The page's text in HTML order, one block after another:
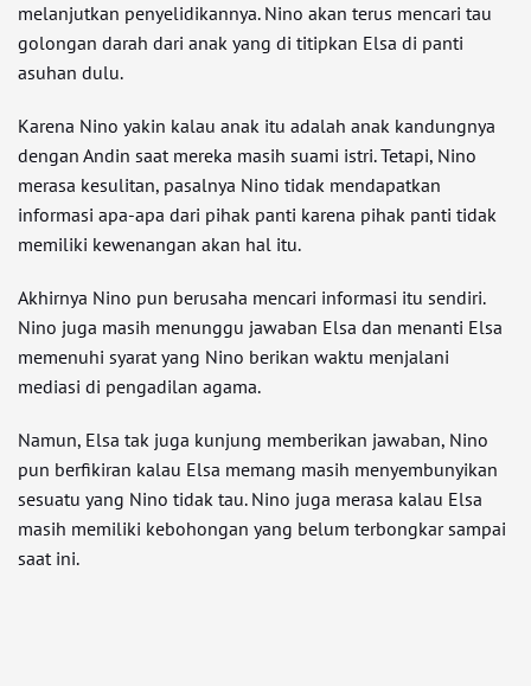
melanjutkan penyelidikannya. Nino akan terus mencari tau
golongan darah dari anak yang di titipkan Elsa di panti
asuhan dulu.
Karena Nino yakin kalau anak itu adalah anak kandungnya
dengan Andin saat mereka masih suami istri. Tetapi, Nino
merasa kesulitan, pasalnya Nino tidak mendapatkan
informasi apa-apa dari pihak panti karena pihak panti tidak
memiliki kewenangan akan hal itu.
Akhirnya Nino pun berusaha mencari informasi itu sendiri.
Nino juga masih menunggu jawaban Elsa dan menanti Elsa
memenuhi syarat yang Nino berikan waktu menjalani
mediasi di pengadilan agama.
Namun, Elsa tak juga kunjung memberikan jawaban, Nino
pun berfikiran kalau Elsa memang masih menyembunyikan
sesuatu yang Nino tidak tau. Nino juga merasa kalau Elsa
masih memiliki kebohongan yang belum terbongkar sampai
saat ini.